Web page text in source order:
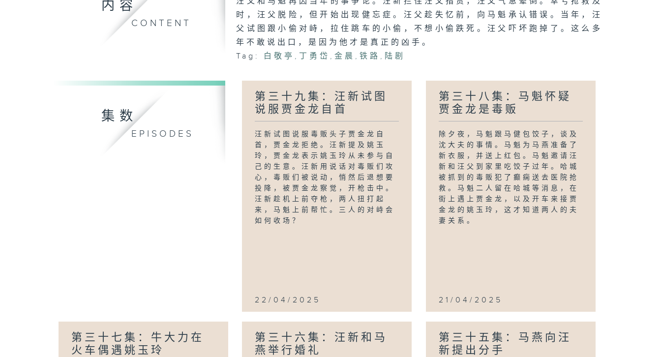
内容
CONTENT
时，汪父脱险，但开始出现健忘症。汪父趁失忆前，向马魁承认错误。当年，汪
父试图跟小偷对峙，拉住跳车的小偷，不想小偷跌死。汪父吓坏跑掉了。这么多
年不敢说出口，是因为他才是真正的凶手。
Tag:
白敬亭 , 丁勇岱 ,金晨 ,铁路 , 陆剧
集数
EPISODES
第三十九集：汪新试图
说服贾金龙自首
汪新试图说服毒贩头子贾金龙自
首，贾金龙拒绝。汪新提及姚玉
玲，贾金龙表示姚玉玲从未参与自
己的生意。汪新用说话对毒贩们攻
心，毒贩们被说动，悄然后退想要
投降，被贾金龙察觉，开枪击中。
汪新趁机上前夺枪，两人扭打起
来，马魁上前帮忙。三人的对峙会
如何收场？
22/04/2025
第三十八集：马魁怀疑
贾金龙是毒贩
除夕夜，马魁跟马健包饺子，谈及
沈大夫的事情。马魁为马燕准备了
新衣服，并送上红包。马魁邀请汪
新和汪父到家里吃饺子过年。哈城
被抓到的毒贩犯了癫痫送去医院抢
救。马魁二人留在哈城等消息，在
街上遇上贾金龙，以及开车来接贾
金龙的姚玉玲，这才知道两人的夫
妻关系。
21/04/2025
第三十七集：牛大力在
火车偶遇姚玉玲
第三十六集：汪新和马
燕举行婚礼
第三十五集：马燕向汪
新提出分手